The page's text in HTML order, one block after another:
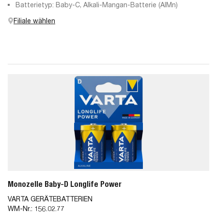
Batterietyp: Baby-C, Alkali-Mangan-Batterie (AlMn)
Filiale wählen
Monozelle Baby-D Longlife Power
VARTA GERÄTEBATTERIEN
WM-Nr.: 156.02.77